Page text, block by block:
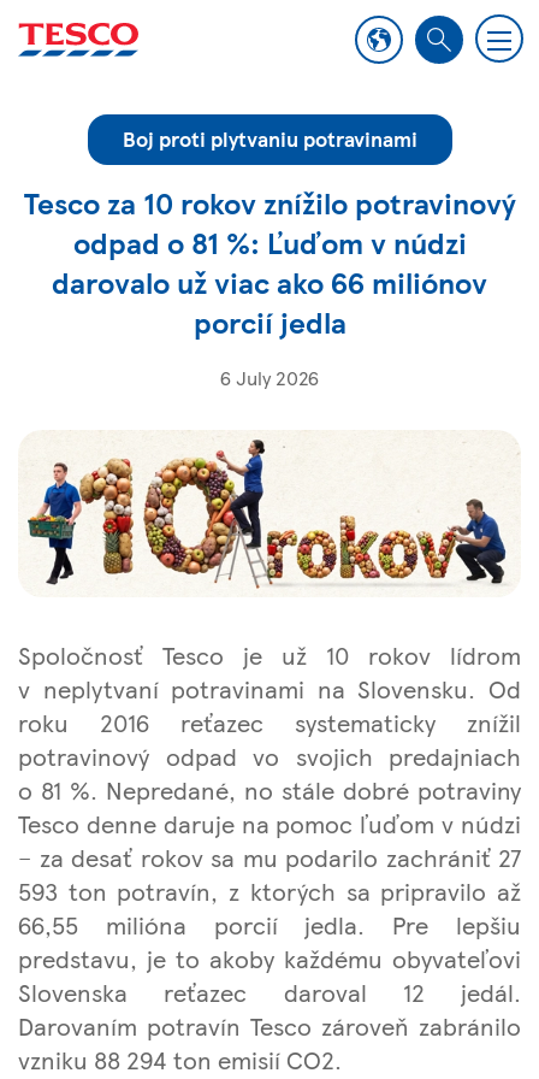
S
a
c
h
M
e
Boj proti plytvaniu potravinami
Tesco za 10 rokov znížilo potravinový
odpad o 81 %: Ľuďom v núdzi
darovalo už viac ako 66 miliónov
porcií jedla
6 July 2026
Spoločnosť Tesco je už 10 rokov lídrom
v neplytvaní potravinami na Slovensku. Od
roku 2016 reťazec systematicky znížil
potravinový odpad vo svojich predajniach
o 81 %. Nepredané, no stále dobré potraviny
Tesco denne daruje na pomoc ľuďom v núdzi
– za desať rokov sa mu podarilo zachrániť 27
593 ton potravín, z ktorých sa pripravilo až
66,55 milióna porcií jedla. Pre lepšiu
predstavu, je to akoby každému obyvateľovi
Slovenska reťazec daroval 12 jedál.
Darovaním potravín Tesco zároveň zabránilo
vzniku 88 294 ton emisií CO2.